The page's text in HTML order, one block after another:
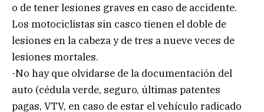
o de tener lesiones graves en caso de accidente.
Los motociclistas sin casco tienen el doble de
lesiones en la cabeza y de tres a nueve veces de
lesiones mortales.
-No hay que olvidarse de la documentación del
auto (cédula verde, seguro, últimas patentes
pagas, VTV, en caso de estar el vehículo radicado